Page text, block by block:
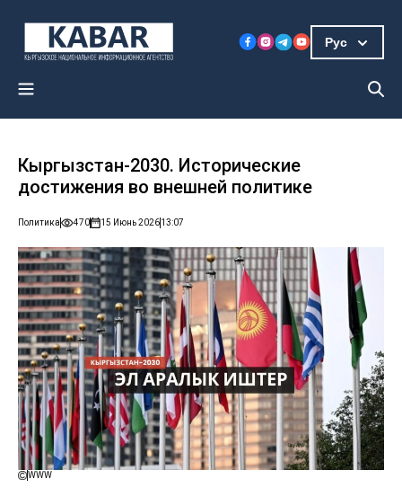
Рус
Кыргызстан-2030. Исторические
достижения во внешней политике
Политика 470 15 Июнь 202613:07
WWW